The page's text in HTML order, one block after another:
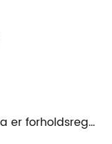
Hva er forholdsregler for vedlikehold av fiskeredskaper og fiskestenger